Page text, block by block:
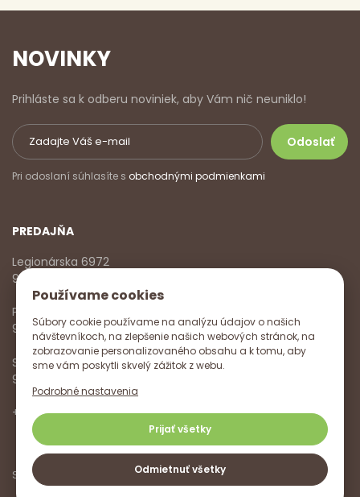
Používame cookies
Súbory cookie používame na analýzu údajov o našich
návštevníkoch, na zlepšenie našich webových stránok, na
zobrazovanie personalizovaného obsahu a k tomu, aby
sme vám poskytli skvelý zážitok z webu.
Podrobné nastavenia
Prijať všetky
Odmietnuť všetky
NOVINKY
Prihláste sa k odberu noviniek, aby Vám nič neuniklo!
Pri odoslaní súhlasíte s obchodnými podmienkami
PREDAJŇA
Legionárska 6972
911 01 Trenčín
Pondelok - Piatok
9:00 - 17:00
Sobota
9:00 - 12:00
+421 918 785 620,+421 915 572 350,info@vitanella.sk
Sledujte nás na